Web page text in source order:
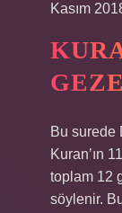
Kasım
Bu surede
Kuran’ın
toplam 12
söylenir.